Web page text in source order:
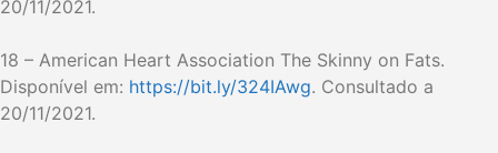
20/11/2021.
18 – American Heart Association The Skinny on Fats.
Disponível em: https://bit.ly/324IAwg. Consultado a
20/11/2021.